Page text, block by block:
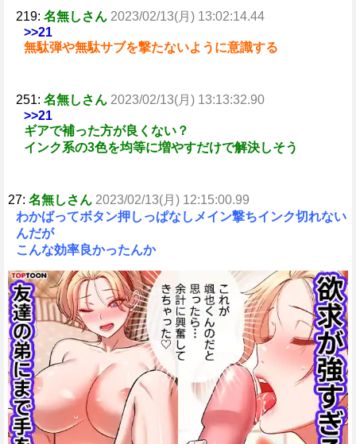
219: 名無しさん 2023/02/13(月) 13:02:14.44
>>21
無駄弾や無駄サブを撃たないように意識する
251: 名無しさん 2023/02/13(月) 13:13:32.90
>>21
ギアで補った方が良くない？
インク系の3色を均等に増やすだけで解決しそう
27: 名無しさん 2023/02/13(月) 12:15:00.99
わかばってボタン押しっぱなしメイン撃ちインク切れない
んだが
こんな効率良かったんか